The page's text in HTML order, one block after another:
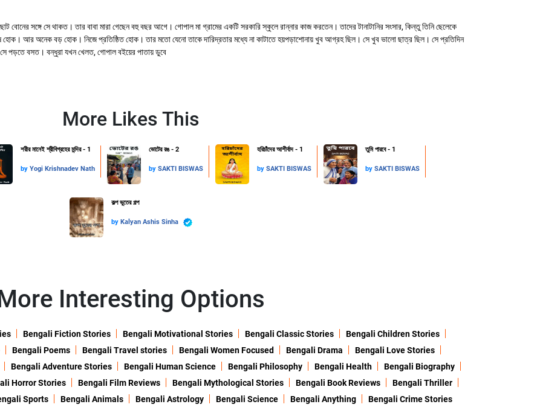
সঙ্গে সে থাকত। তার বাবা মারা গেছেন বহু বছর আগে। গোপাল মা গ্রামের একটি সরকারি স্কুলে রান্নার কাজ করতেন। তাদের টানাটানির সংসার, কিন্তু তিনি ছেলেকে
হোক। আর অনেক বড় হোক। নিজে প্রতিষ্ঠিত হোক। তার মতো যেনো তাকে দারিদ্রতার মধ্যে না কাটাতে হয়পড়াশোনায় খুব আগ্রহ ছিল। সে খুব ভালো ছাত্র ছিল। সে প্রতিদিন
পড়তে বসত। বন্ধুরা যখন খেলত, গোপাল বইয়ের পাতায় ডুবে
More Likes This
শরীর মানেই শ্রীবিগ্রহের মন্দির - 1
by Yogi Krishnadev Nath
ভোটের রঙ - 2
by SAKTI BISWAS
হরিচাঁদের আশীর্বাদ - 1
by SAKTI BISWAS
তুমি পারবে - 1
by SAKTI BISWAS
কল্প ভুতের গল্প
by Kalyan Ashis Sinha
Interesting Options
Bengali Fiction Stories Bengali Motivational Stories Bengali Classic Stories
Bengali Children Stories
Bengali Poems Bengali Travel stories Bengali Women Focused Bengali Drama
Bengali Love Stories
Bengali Adventure Stories Bengali Human Science Bengali Philosophy Bengali Health
Bengali Biography
Horror Stories Bengali Film Reviews Bengali Mythological Stories Bengali Book Reviews
Bengali Thriller
Sports Bengali Animals Bengali Astrology Bengali Science Bengali Anything Bengali Crime Stories